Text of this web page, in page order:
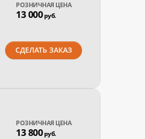
РОЗНИЧНАЯ ЦЕНА
13 000руб.
СДЕЛАТЬ ЗАКАЗ
РОЗНИЧНАЯ ЦЕНА
13 800руб.